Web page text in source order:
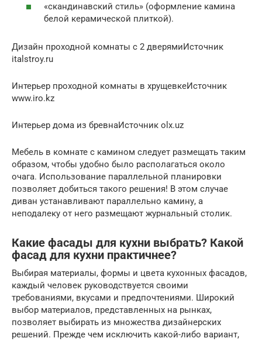
«скандинавский стиль» (оформление камина
белой керамической плиткой).
Дизайн проходной комнаты с 2 дверямиИсточник
italstroy.ru
Интерьер проходной комнаты в хрущевкеИсточник
www.iro.kz
Интерьер дома из бревнаИсточник olx.uz
Мебель в комнате с камином следует размещать таким
образом, чтобы удобно было располагаться около
очага. Использование параллельной планировки
позволяет добиться такого решения! В этом случае
диван устанавливают параллельно камину, а
неподалеку от него размещают журнальный столик.
Какие фасады для кухни выбрать? Какой
фасад для кухни практичнее?
Выбирая материалы, формы и цвета кухонных фасадов,
каждый человек руководствуется своими
требованиями, вкусами и предпочтениями. Широкий
выбор материалов, представленных на рынках,
позволяет выбирать из множества дизайнерских
решений. Прежде чем исключить какой-либо вариант,